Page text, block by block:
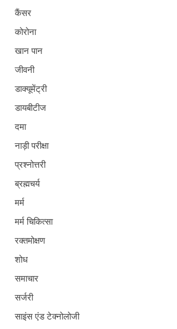
कैंसर
कोरोना
खान पान
जीवनी
डाक्यूमेंट्री
डायबीटीज
दमा
नाड़ी परीक्षा
प्रश्नोत्तरी
ब्रह्मचर्य
मर्म
मर्म चिकित्सा
रक्तमोक्षण
शोध
समाचार
सर्जरी
साइंस एंड टेक्नोलोजी